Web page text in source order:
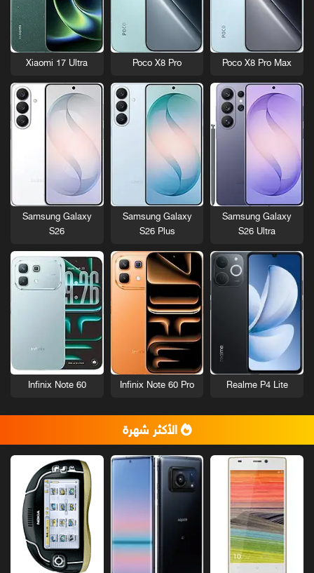
Poco X8 Pro Max
Poco X8 Pro
Xiaomi 17 Ultra
Samsung Galaxy
S26 Ultra
Samsung Galaxy
S26 Plus
Samsung Galaxy
S26
Realme P4 Lite
Infinix Note 60 Pro
Infinix Note 60
الأكثر شهرة